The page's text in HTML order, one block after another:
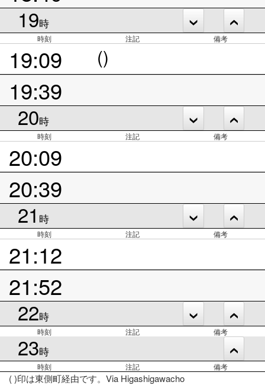
19時
時刻 注記 備考
19:09 ()
19:39
20時
時刻 注記 備考
20:09
20:39
21 時
時刻 注記 備考
21:12
21:52
22時
時刻 注記 備考
23時
時刻 注記 備考
( )印は東側町経由です。Via Higashigawacho